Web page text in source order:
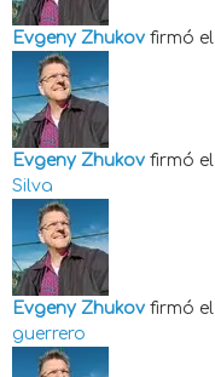
Evgeny Zhukov firmó el
Evgeny Zhukov firmó el
Silva
Evgeny Zhukov firmó el
guerrero